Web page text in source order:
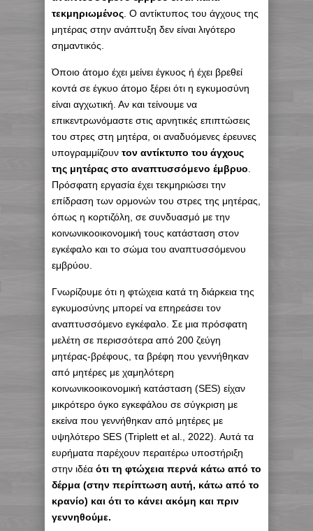
τεκμηριωμένος . Ο αντίκτυπος του άγχους της
μητέρας στην ανάπτυξη δεν είναι λιγότερο
σημαντικός.
Όποιο άτομο έχει μείνει έγκυος ή έχει βρεθεί
κοντά σε έγκυο άτομο ξέρει ότι η εγκυμοσύνη
είναι αγχωτική. Αν και τείνουμε να
επικεντρωνόμαστε στις αρνητικές επιπτώσεις
του στρες στη μητέρα, οι αναδυόμενες έρευνες
υπογραμμίζουν τον αντίκτυπο του άγχους
της μητέρας στο αναπτυσσόμενο έμβρυο
Πρόσφατη εργασία έχει τεκμηριώσει την
επίδραση των ορμονών του στρες της μητέρας,
όπως η κορτιζόλη, σε συνδυασμό με την
κοινωνικοοικονομική τους κατάσταση στον
εγκέφαλο και το σώμα του αναπτυσσόμενου
εμβρύου.
Γνωρίζουμε ότι η φτώχεια κατά τη διάρκεια της
εγκυμοσύνης μπορεί να επηρεάσει τον
αναπτυσσόμενο εγκέφαλο. Σε μια πρόσφατη
μελέτη σε περισσότερα από 200 ζεύγη
μητέρας-βρέφους, τα βρέφη που γεννήθηκαν
από μητέρες με χαμηλότερη
κοινωνικοοικονομική κατάσταση (SES) είχαν
μικρότερο όγκο εγκεφάλου σε σύγκριση με
εκείνα που γεννήθηκαν από μητέρες με
υψηλότερο SES (Triplett et al., 2022). Αυτά τα
ευρήματα παρέχουν περαιτέρω υποστήριξη
στην ιδέα ότι τη φτώχεια περνά κάτω από το
δέρμα (στην περίπτωση αυτή, κάτω από το
κρανίο) και ότι το κάνει ακόμη και πριν
γεννηθούμε.